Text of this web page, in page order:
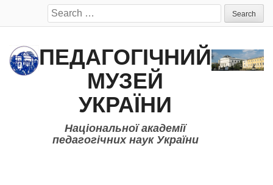
Search
for:
ПЕДАГОГІЧНИЙ
МУЗЕЙ
УКРАЇНИ
Національної академії
педагогічних наук України